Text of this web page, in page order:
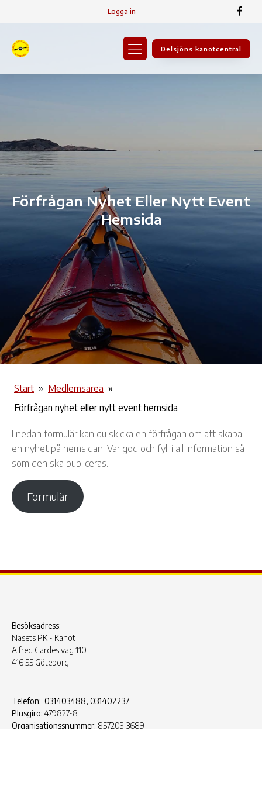
Logga in
Delsjöns kanotcentral
Förfrågan Nyhet Eller Nytt Event
Hemsida
Start » Medlemsarea »
Förfrågan nyhet eller nytt event hemsida
I nedan formulär kan du skicka en förfrågan om att skapa
en nyhet på hemsidan. Var god och fyll i all information så
som den ska publiceras.
Formulär
Besöksadress:
Näsets PK - Kanot
Alfred Gärdes väg 110
416 55 Göteborg
Telefon: 031403488, 031402237
Plusgiro: 479827-8
Organisationssnummer: 857203-3689